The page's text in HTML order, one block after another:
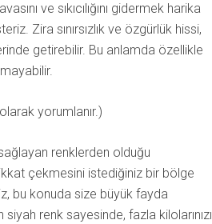
ve sıkıcılığını gidermek harika
Zira sınırsızlık ve özgürlük hissi,
getirebilir. Bu anlamda özellikle
yorumlanır.)
renklerden olduğu
çekmesini istediğiniz bir bölge
bu konuda size büyük fayda
renk sayesinde, fazla kilolarınızı